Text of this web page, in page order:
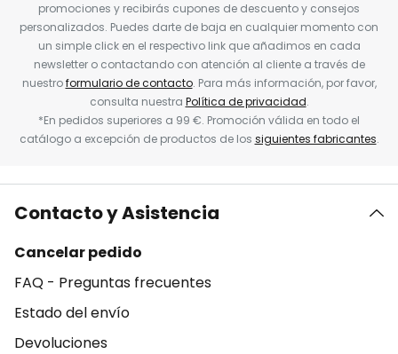
promociones y recibirás cupones de descuento y consejos
personalizados. Puedes darte de baja en cualquier momento con
un simple click en el respectivo link que añadimos en cada
newsletter o contactando con atención al cliente a través de
nuestroformulario de contacto. Para más información, por favor,
consulta nuestra Política de privacidad.
*En pedidos superiores a 99 €. Promoción válida en todo el
catálogo a excepción de productos de los siguientes fabricantes.
Contacto y Asistencia
Cancelar pedido
FAQ - Preguntas frecuentes
Estado del envío
Devoluciones